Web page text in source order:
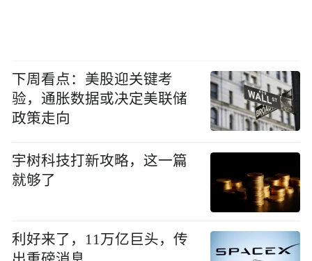
下周看点：美股迎关键考
验，通胀数据或决定美联储
政策走向
宇树科技打新攻略，这一篇
就够了
利好来了，11万亿巨头，传